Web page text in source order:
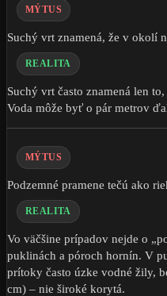
MÝTUS
Suchý vrt znamená, že v okolí
REALITA
Suchý vrt často znamená len
Voda môže byť o pár metrov
MÝTUS
Podzemné pramene tečú ako
REALITA
Vo väčšine prípadov nejde o
puklinách a póroch hornín. V
prítoky často úzke vodné žily,
cm) – nie široké korytá.